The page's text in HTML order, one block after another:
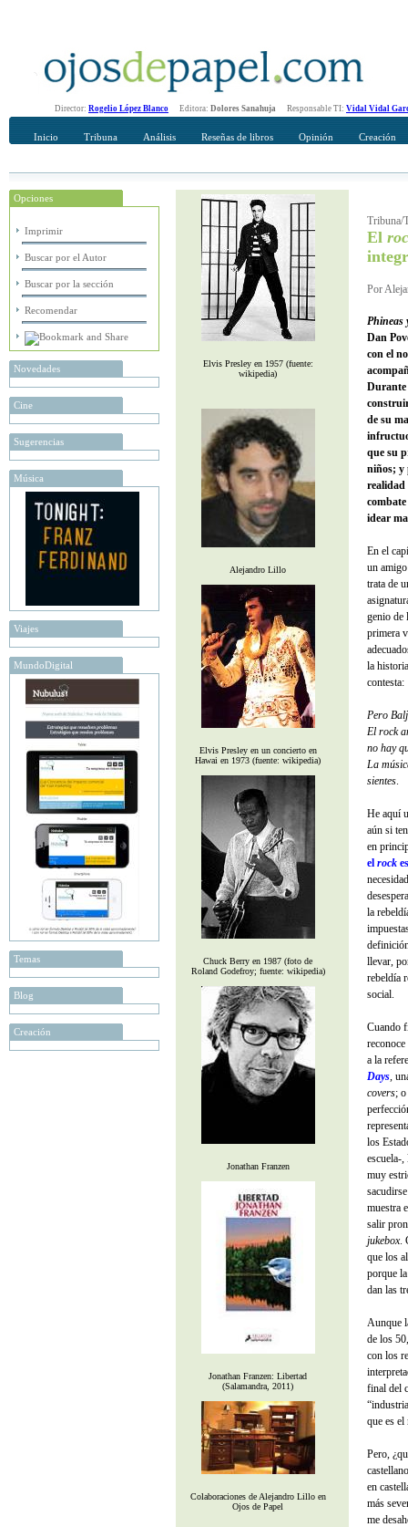
Director: Rogelio López Blanco Editora: Dolores Sanahuja Responsable TI: Vidal Vidal
Inicio Tribuna Análisis Reseñas de libros Opinión Creación
Opciones
Imprimir
Buscar por el Autor
Buscar por la sección
Recomendar
Novedades
Cine
Sugerencias
Música
Viajes
MundoDigital
Temas
Blog
Creación
Recomendar
Su nombre Completo
Elvis Presley en 1957 (fuente:
wikipedia)
Alejandro Lillo
Elvis Presley en un concierto en
Hawai en 1973 (fuente: wikipedia)
Chuck Berry en 1987 (foto de
Roland Godefroy; fuente: wikipedia)
Jonathan Franzen
Jonathan Franzen: Libertad
(Salamandra, 2011)
Colaboraciones de Alejandro Lillo en
Ojos de Papel
Tribuna/
El
Por
Phineas
Dan
con el
Durante
de su
que su
niños; y
realidad
idear
En el
un
trata de
genio de
primera
la
contesta:
Pero
El rock
no hay
La
sientes.
He aquí
aún si
en
el rock
la
llevar,
rebeldía
social.
Cuando
a la
Days,
covers;
los
escuela-
muy
muestra
salir
jukebox.
que los
porque
dan las
Aunque
de los
con los
final del
que es
Pero,
en
más
me